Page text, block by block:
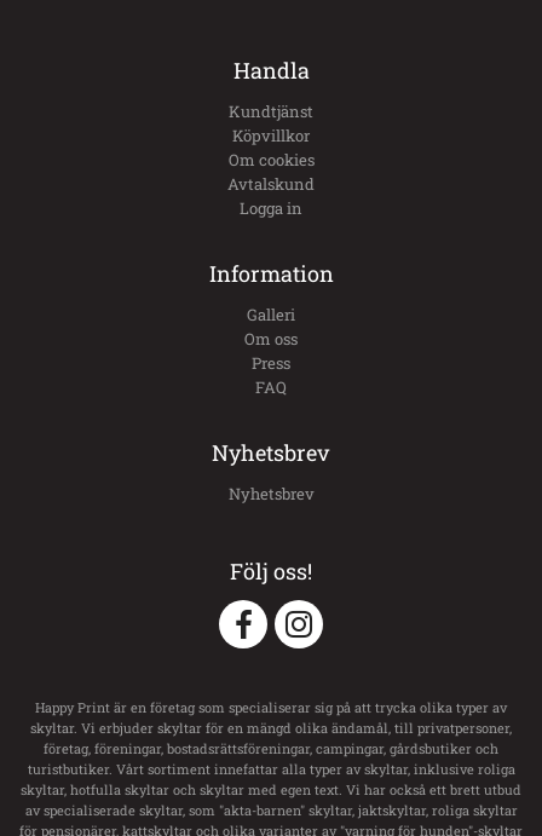
Handla
Kundtjänst
Köpvillkor
Om cookies
Avtalskund
Logga in
Information
Galleri
Om oss
Press
FAQ
Nyhetsbrev
Nyhetsbrev
Följ oss!
Happy Print är en företag som specialiserar sig på att trycka olika typer av
skyltar. Vi erbjuder skyltar för en mängd olika ändamål, till privatpersoner,
företag, föreningar, bostadsrättsföreningar, campingar, gårdsbutiker och
turistbutiker. Vårt sortiment innefattar alla typer av skyltar, inklusive roliga
skyltar, hotfulla skyltar och skyltar med egen text. Vi har också ett brett utbud
av specialiserade skyltar, som "akta-barnen" skyltar, jaktskyltar, roliga skyltar
för pensionärer, kattskyltar och olika varianter av "varning för hunden"-skyltar